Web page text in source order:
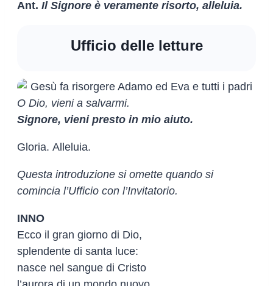
Ant. Il Signore è veramente risorto, alleluia.
Ufficio delle letture
O Dio, vieni a salvarmi.
Signore, vieni presto in mio aiuto.
Gloria. Alleluia.
Questa introduzione si omette quando si
comincia l’Ufficio con l’Invitatorio.
INNO
Ecco il gran giorno di Dio,
splendente di santa luce:
nasce nel sangue di Cristo